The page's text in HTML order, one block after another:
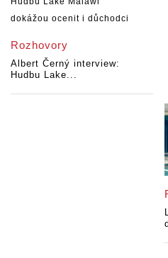
Rozhovory
Albert Černý interview:
Hudbu Lake...